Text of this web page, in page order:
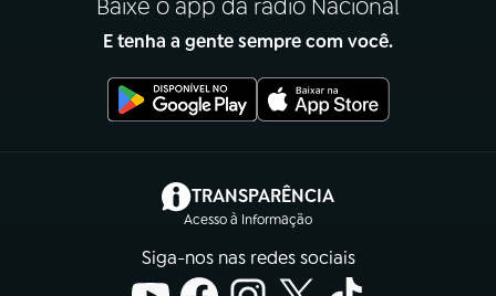
Baixe o app da rádio Nacional
E tenha a gente sempre com você.
TRANSPARÊNCIA
Acesso à Informação
(abre em nova aba)
Siga-nos nas redes sociais